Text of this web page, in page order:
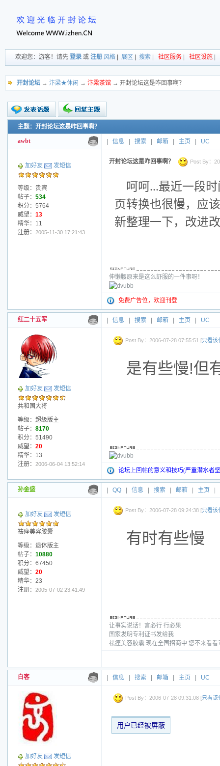
欢迎您：游客！请先 登录 或 注册 风格 展区 搜索 社区服务 社区设施
开封论坛 → 汴梁★休闲 → 汴梁茶馆 → 开封论坛这是咋回事啊？
新的主题
投票帖
交易帖
主题：开封论坛这是咋回事啊？
awbt 信息 搜索 邮箱 主页 UC
加好友 发短信
等级：贵宾
帖子： 534
积分：5764
威望： 13
精华：11
注册： 2005-11-30 17:21:43
开封论坛这是咋回事啊？ Post By：
呵呵...最近一段
页转换也很慢，应
新整理一下，改进
伸懒腰原来是这么舒服的一件事呀！
免费广告位，欢迎刊登
红二十五军 信息 搜索 邮箱 主页 UC
加好友 发短信
共和国大将
等级：超级版主
帖子： 8170
积分：51490
威望： 20
精华：13
注册： 2006-06-04 13:52:14
Post By：2006-07-28 07:55:51 [只看该
是有些慢!但
论坛上回帖的意义和技巧(严重潜水者
孙金盛 QQ 信息 搜索 邮箱 主页
加好友 发短信
祛痤美容胶囊
等级：退休版主
帖子： 10880
积分：67450
威望： 20
精华：23
注册： 2005-07-02 23:41:49
Post By：2006-07-28 09:24:38 [只看该
有时有些慢
让事实说话！言必行 行必果
国家发明专利证书发给我
祛痤美容胶囊 现在全国招商中 您不来看
白客 信息 搜索 邮箱 主页 UC
加好友 发短信
Post By：2006-07-28 09:31:08 [只看该
用户已经被屏蔽